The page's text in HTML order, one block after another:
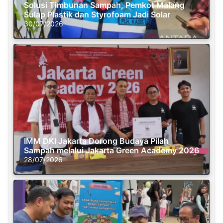
Solusi Timbunan Sampah, Pemkot Malang
Sulap Plastik dan Styrofoam Jadi Solar
30/07/2026
IMM DKI Jakarta Dorong Budaya Pilah
Sampah melalui Jakarta Green Academy 2026
28/07/2026